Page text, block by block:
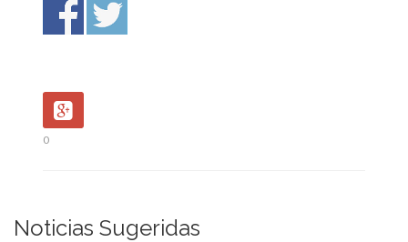
0
Noticias Sugeridas